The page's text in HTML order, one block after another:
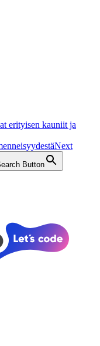
erityisen kauniit ja
Next
Button